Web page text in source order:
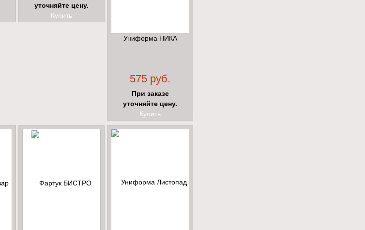
уточняйте цену.
Купить
Униформа НИКА
575 руб.
При заказе
уточняйте цену.
Купить